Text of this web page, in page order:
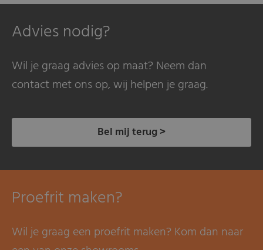
Advies nodig?
Wil je graag advies op maat? Neem dan
contact met ons op, wij helpen je graag.
Bel mij terug >
Proefrit maken?
Wil je graag een proefrit maken? Kom dan naar